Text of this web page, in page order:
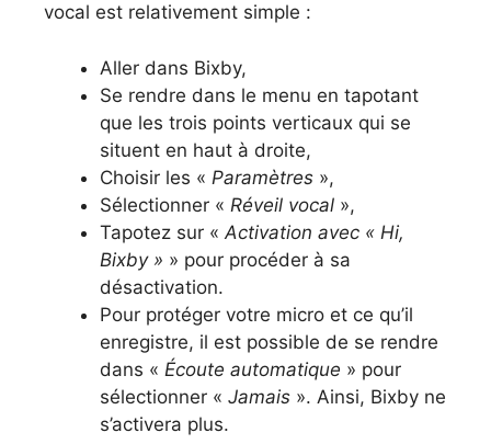
vocal est relativement simple :
Aller dans Bixby,
Se rendre dans le menu en tapotant
que les trois points verticaux qui se
situent en haut à droite,
Choisir les « Paramètres »,
Sélectionner « Réveil vocal »,
Tapotez sur « Activation avec « Hi,
Bixby » » pour procéder à sa
désactivation.
Pour protéger votre micro et ce qu’il
enregistre, il est possible de se rendre
dans « Écoute automatique » pour
sélectionner « Jamais ». Ainsi, Bixby ne
s’activera plus.